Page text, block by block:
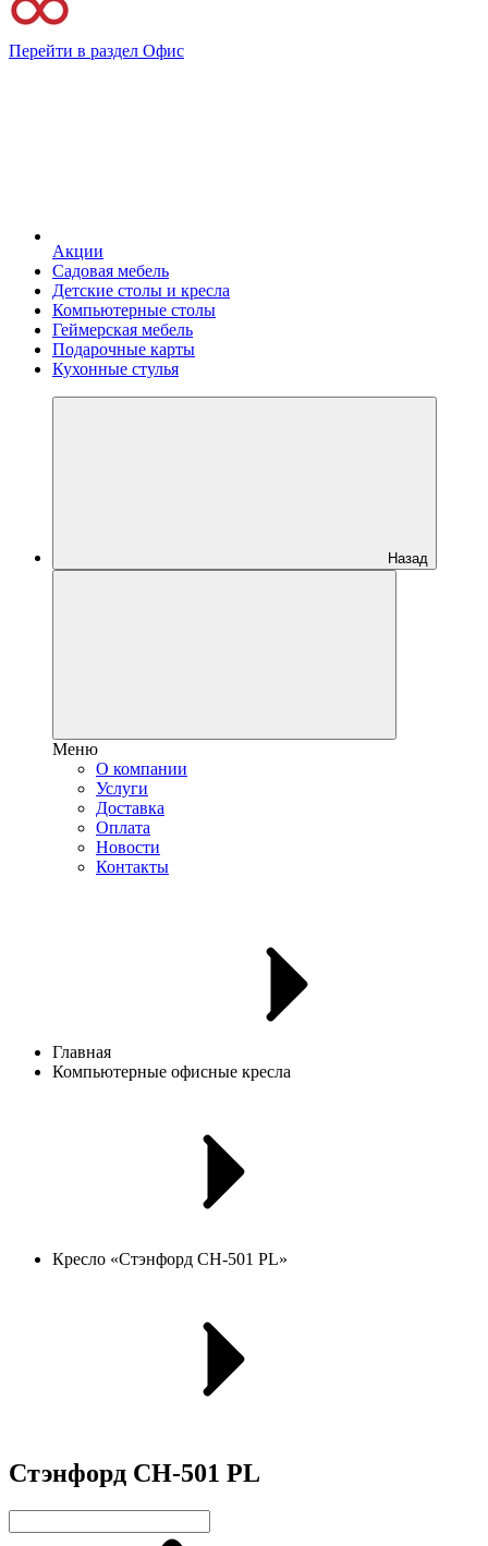
Перейти в раздел Офис
Акции
Садовая мебель
Детские столы и кресла
Компьютерные столы
Геймерская мебель
Подарочные карты
Кухонные стулья
Назад
Меню
О компании
Услуги
Доставка
Оплата
Новости
Контакты
Главная
Компьютерные офисные кресла
Кресло «Стэнфорд CH-501 PL»
Стэнфорд CH-501 PL